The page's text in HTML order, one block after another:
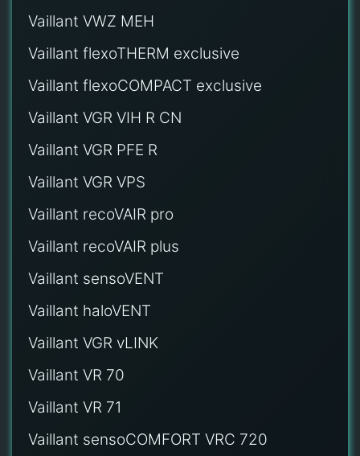
Vaillant VWZ MEH
Vaillant flexoTHERM exclusive
Vaillant flexoCOMPACT exclusive
Vaillant VGR VIH R CN
Vaillant VGR PFE R
Vaillant VGR VPS
Vaillant recoVAIR pro
Vaillant recoVAIR plus
Vaillant sensoVENT
Vaillant haloVENT
Vaillant VGR vLINK
Vaillant VR 70
Vaillant VR 71
Vaillant sensoCOMFORT VRC 720